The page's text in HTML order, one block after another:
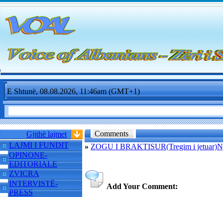
E Shtunë, 08.08.2026, 11:46am (GMT+1)
Gjithë lajmet
LAJMI I FUNDIT
OPINONE-
EDITORIALE
ZVICRA
INTERVISTË-
PRESS
Comments
» ZOGU I BRAKTISUR(Tregim i
Add Your Comment: